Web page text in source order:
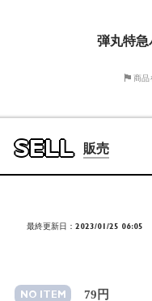
弾丸特急
商品
SELL 販売
最終更新日：2023/01/25 06:05
NO ITEM 79円